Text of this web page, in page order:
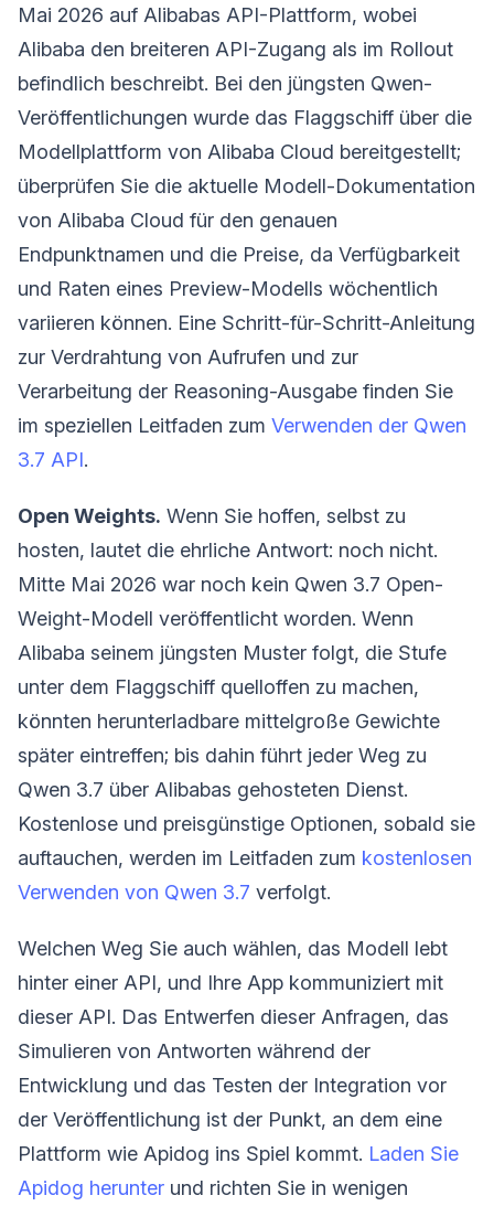
Mai 2026 auf Alibabas API-Plattform, wobei
Alibaba den breiteren API-Zugang als im Rollout
befindlich beschreibt. Bei den jüngsten Qwen-
Veröffentlichungen wurde das Flaggschiff über die
Modellplattform von Alibaba Cloud bereitgestellt;
überprüfen Sie die aktuelle Modell-Dokumentation
von Alibaba Cloud für den genauen
Endpunktnamen und die Preise, da Verfügbarkeit
und Raten eines Preview-Modells wöchentlich
variieren können. Eine Schritt-für-Schritt-Anleitung
zur Verdrahtung von Aufrufen und zur
Verarbeitung der Reasoning-Ausgabe finden Sie
im speziellen Leitfaden zum Verwenden der Qwen
3.7 API.
Open Weights. Wenn Sie hoffen, selbst zu
hosten, lautet die ehrliche Antwort: noch nicht.
Mitte Mai 2026 war noch kein Qwen 3.7 Open-
Weight-Modell veröffentlicht worden. Wenn
Alibaba seinem jüngsten Muster folgt, die Stufe
unter dem Flaggschiff quelloffen zu machen,
könnten herunterladbare mittelgroße Gewichte
später eintreffen; bis dahin führt jeder Weg zu
Qwen 3.7 über Alibabas gehosteten Dienst.
Kostenlose und preisgünstige Optionen, sobald sie
auftauchen, werden im Leitfaden zum kostenlosen
Verwenden von Qwen 3.7 verfolgt.
Welchen Weg Sie auch wählen, das Modell lebt
hinter einer API, und Ihre App kommuniziert mit
dieser API. Das Entwerfen dieser Anfragen, das
Simulieren von Antworten während der
Entwicklung und das Testen der Integration vor
der Veröffentlichung ist der Punkt, an dem eine
Plattform wie Apidog ins Spiel kommt. Laden Sie
Apidog herunter und richten Sie in wenigen